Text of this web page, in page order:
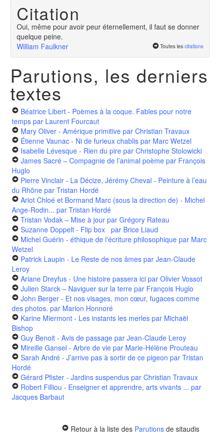
Citation
Oui, même pour avoir peur éternellement, il faut se donner
quelque peine.
William Faulkner
Toutes les citations
Parutions, les derniers
textes
Béatrice Libert - Poèmes à la coque. Fables pour notre
temps par Laurent Fourcaut
Mary Oliver - Amérique primitive par Christian Travaux
Étienne Vaunac - Ni de furieux chablis par Marc Wetzel
Isabelle Lévesque - Rien du pire par Christophe Stolowicki
James Sacré – Compagnie de l’animal poème par François
Huglo
Pierre Vinclair - La Décize, Jérémy Cheval - Peinture à l’eau
du Rhône par Tristan Hordé
Ariot Chloé et Bormand Marc (sous la direction de) - Michel
Ange-Rodin... par Tristan Hordé
Tristan Vodak – Mise à jour par Grégory Rateau
Suzanne Doppelt - Flip box par Brice Liaud
Michel Guérin - éthique de l'écriture philosophique par Marc
Wetzel
Patrick Laupin - Le Reste de nos âmes par Jean-Claude
Leroy
Ariane Dreyfus - Une histoire passera ici par Olivier Vossot
Julien Starck – Naviguer sur la terre par François Huglo
John Berger - Et nos visages, mon cœur, fugaces comme
des photos. par Marion Honnoré
Karine Miermont - Les instants les merles par Michaël
Bishop
Guy Benoit - Avis de passage par Jean-Claude Leroy
Mireille Gansel - Arbre de vie par Marie-Hélène Prouteau
Sarah André - J’arrive pas à sortir de ce pigeon par Tristan
Hordé
Gérard Pfister - Jardins suspendus par Christian Travaux
Robert Filliou - Enseigner et apprendre, arts vivants ... par
Jacques Barbaut
Retour à la liste des Parutions de sitaudis